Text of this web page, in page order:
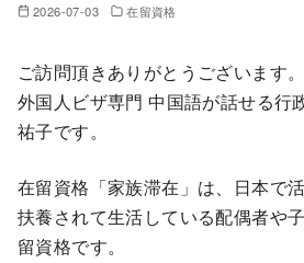
2026-07-03 在留資格
ご訪問頂きありがとうございます。
外国人ビザ専門 中国語が話せる行
祐子です。
在留資格「家族滞在」は、日本で
扶養されて生活している配偶者や
留資格です。